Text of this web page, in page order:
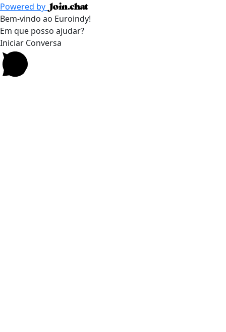
Powered by
Bem-vindo ao Euroindy!
Em que posso ajudar?
Iniciar Conversa